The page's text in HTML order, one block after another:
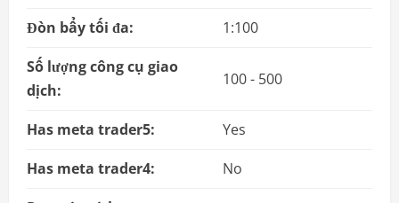
Đòn bẩy tối đa:
1:100
Số lượng công cụ giao
dịch:
100 - 500
Has meta trader5:
Yes
Has meta trader4:
No